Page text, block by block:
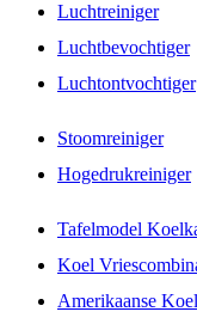
Luchtreiniger
Luchtbevochtiger
Luchtontvochtiger
Stoomreiniger
Hogedrukreiniger
Tafelmodel
Koel
Amerikaanse